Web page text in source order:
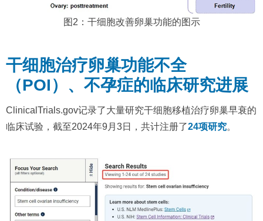
图2：干细胞改善卵巢功能的图示
干细胞治疗卵巢功能不全
（POI）、不孕症的临床研究进展
ClinicalTrials.gov记录了大量研究干细胞移植治疗卵巢早衰的
临床试验，截至2024年9月3日，共计注册了24项研究。